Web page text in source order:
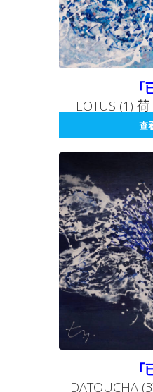
「
LOTUS (1)
SERIES 查
「
DATOUCHA